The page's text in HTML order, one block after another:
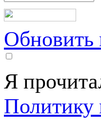
Обновить
Я
Политику